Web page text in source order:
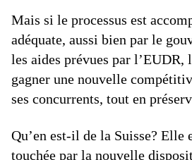
Mais si le processus est
adéquate, aussi bien par le
les aides prévues par l’EUDR,
gagner une nouvelle
ses concurrents, tout en
Qu’en est-il de la Suisse? Elle
touchée par la nouvelle